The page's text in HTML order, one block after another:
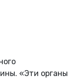
«Эти органы